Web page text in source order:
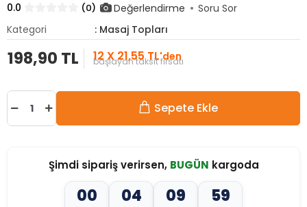
0.0
(0) Değerlendirme
Soru Sor
Kategori
: Masaj Topları
198,90 TL 12 X 21,55 TL'den
başlayan taksit fırsatı
Sepete Ekle
Şimdi sipariş verirsen, BUGÜN kargoda
00 04 09 57